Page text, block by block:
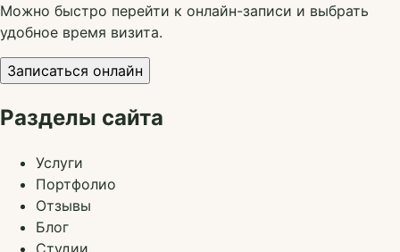
Можно быстро перейти к онлайн-записи и выбрать
удобное время визита.
Записаться онлайн
Разделы сайта
Услуги
Портфолио
Отзывы
Блог